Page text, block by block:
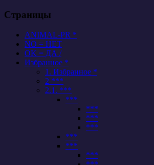
Страницы
ANIMAL-PR *
NO = НЕТ
OK = ДА /
Избранное *
1. Избранное *
2 ***
2.1. ***
***
***
***
***
***
***
***